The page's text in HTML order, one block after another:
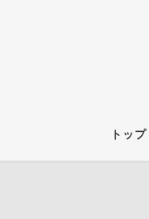
トップ